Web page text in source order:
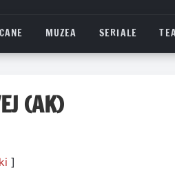
MUZEA SERIALE
(AK)
]